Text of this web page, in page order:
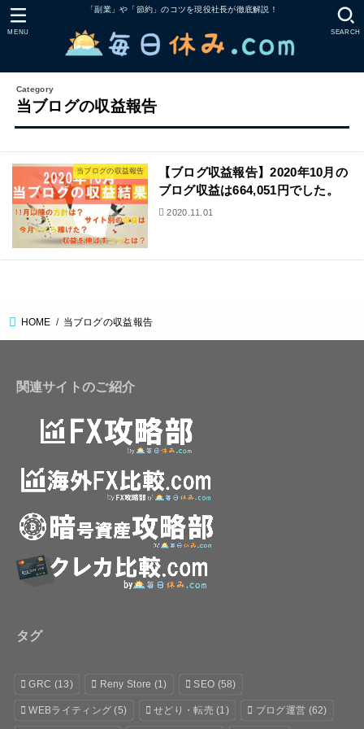
「副業」や「節約」のコツを現役社長が徹底解説！
SEARCH
MENU
当ブログの収益報告
当ブログの収益報告
【ブログ収益報告】2020年10月の
ブログ収益は664,051円でした。
2020.11.01
HOME 当ブログの収益報告
関連サイトのご紹介
タグ
GRC (13) Reny Store (1) SEO (58)
WEBライティング (5) せどり・転売 (1) ブログ運営 (62)